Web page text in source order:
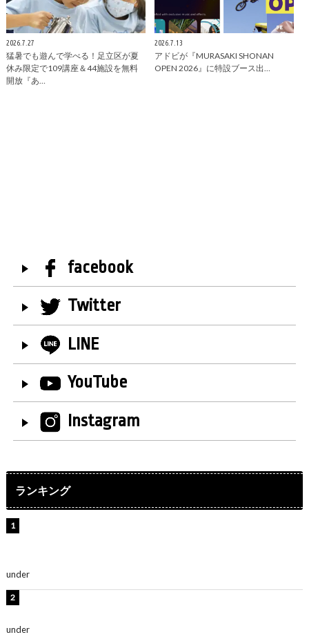
2026.7.27
猛暑でも遊んで学べる！足立区が夏
休み限定で109講座＆44施設を無料
開放『あ…
2026.7.13
アドビが『MURASAKI SHONAN
OPEN 2026』に特設ブース出…
facebook
Twitter
LINE
YouTube
Instagram
ランキング
under
under